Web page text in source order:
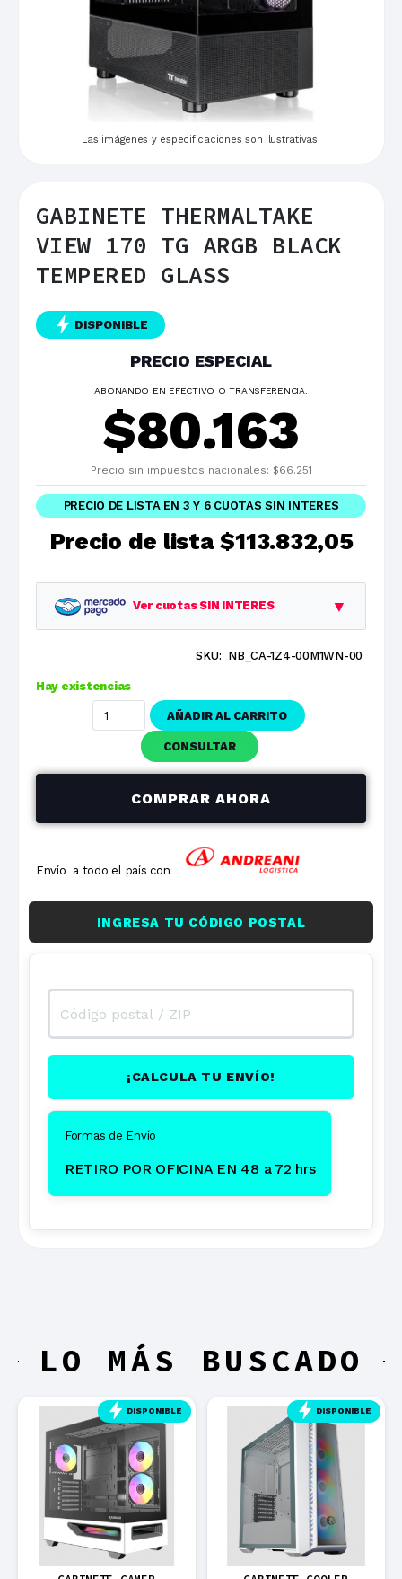
Las imágenes y especificaciones son ilustrativas.
GABINETE THERMALTAKE
VIEW 170 TG ARGB BLACK
TEMPERED GLASS
DISPONIBLE
PRECIO ESPECIAL
ABONANDO EN EFECTIVO O TRANSFERENCIA.
$80.163
Precio sin impuestos nacionales: $66.251
PRECIO DE LISTA EN 3 Y 6 CUOTAS SIN INTERES
Precio de lista $113.832,05
Ver cuotas SIN INTERES ▼
Cuota Total
1 cuotas
3 cuotas $37.944,02 $113.832,05
$18.972,01
SKU: NB_CA-1Z4-00M1WN-00
Hay existencias
AÑADIR AL CARRITO
CONSULTAR
COMPRAR AHORA
Envío a todo el país con
INGRESA TU CÓDIGO POSTAL
¡CALCULA TU ENVÍO!
Formas de Envío
RETIRO POR OFICINA EN 48 a 72 hrs
LO MÁS BUSCADO
DISPONIBLE DISPONIBLE